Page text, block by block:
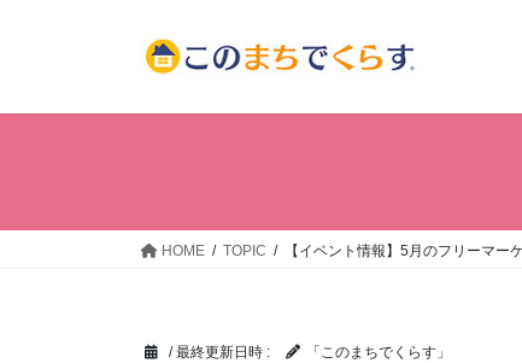
HOME TOPIC 【イベント情報】5月のフリーマー
/ 最終更新日時 : 「このまちでくらす」